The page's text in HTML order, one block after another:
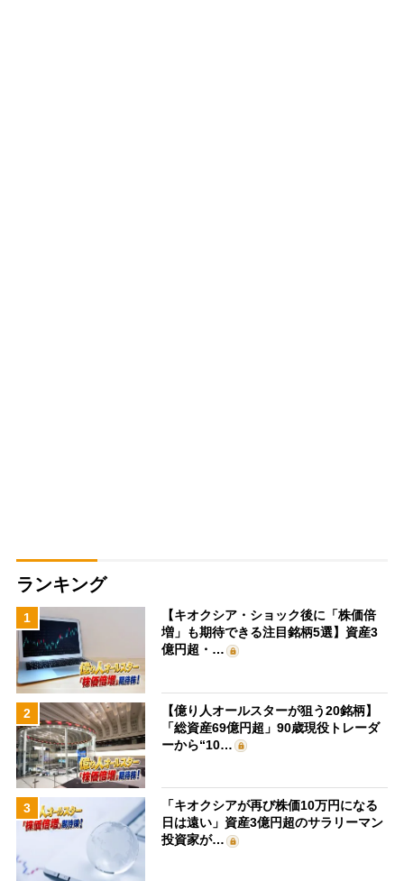
ランキング
1
【キオクシア・ショック後に「株価倍
増」も期待できる注目銘柄5選】資産3
億円超・…
2
【億り人オールスターが狙う20銘柄】
「総資産69億円超」90歳現役トレーダ
ーから“10…
3
「キオクシアが再び株価10万円になる
日は遠い」資産3億円超のサラリーマン
投資家が…